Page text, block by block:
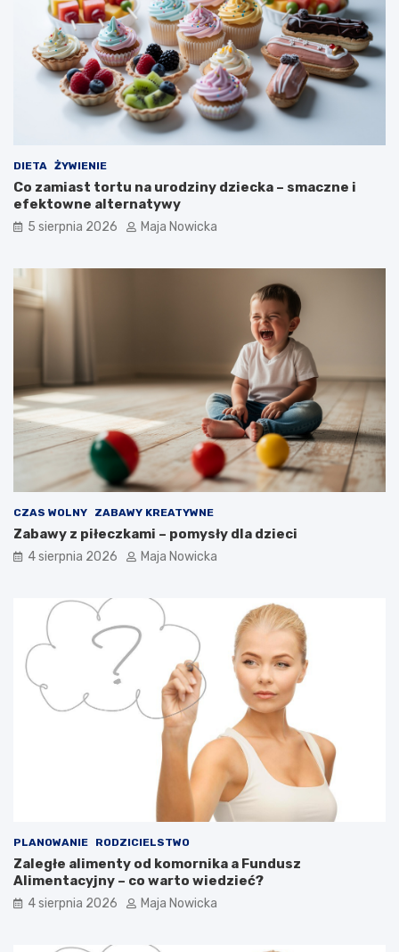
DIETA ŻYWIENIE
Co zamiast tortu na urodziny dziecka – smaczne i
efektowne alternatywy
5 sierpnia 2026 Maja Nowicka
CZAS WOLNY ZABAWY KREATYWNE
Zabawy z piłeczkami – pomysły dla dzieci
4 sierpnia 2026 Maja Nowicka
PLANOWANIE RODZICIELSTWO
Zaległe alimenty od komornika a Fundusz
Alimentacyjny – co warto wiedzieć?
4 sierpnia 2026 Maja Nowicka